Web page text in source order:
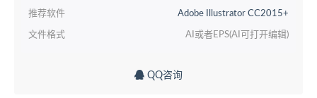
推荐软件 Adobe Illustrator CC2015+
文件格式 AI或者EPS(AI可打开编辑)
QQ咨询